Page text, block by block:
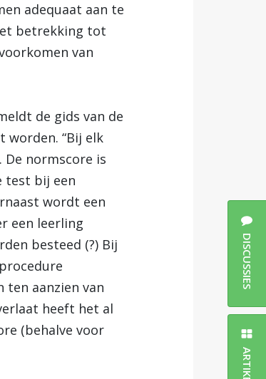
adequaat aan te
betrekking tot
van
de gids van de
worden. “Bij elk
De normscore is
test bij een
wordt een
een leerling
besteed (?) Bij
ten aanzien van
heeft het al
(behalve voor
DISCUSSIES